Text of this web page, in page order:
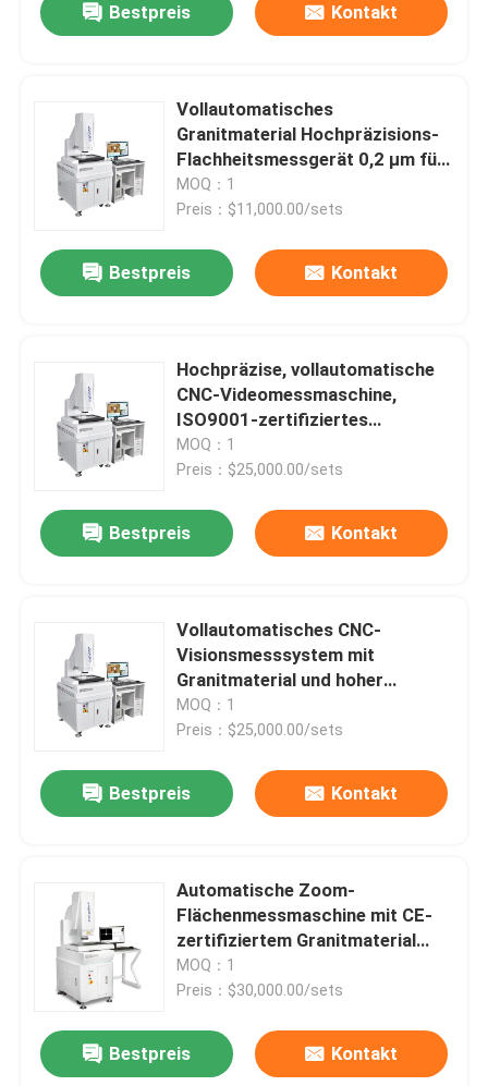
Zu Hause
Bestpreis Kontakt
Vollautomatisches
Granitmaterial Hochpräzisions-
Flachheitsmessgerät 0,2 µm für
Elektronik und Hardware
MOQ：1
Preis：$11,000.00/sets
Bestpreis Kontakt
Hochpräzise, vollautomatische
CNC-Videomessmaschine,
ISO9001-zertifiziertes
optisches Messsystem
MOQ：1
Preis：$25,000.00/sets
Bestpreis Kontakt
Vollautomatisches CNC-
Visionsmesssystem mit
Granitmaterial und hoher
Präzision 0,2um für Elektronik
und Kunststoffe
MOQ：1
Preis：$25,000.00/sets
Bestpreis Kontakt
Automatische Zoom-
Flächenmessmaschine mit CE-
zertifiziertem Granitmaterial
CNC-Vision-Messsystem
MOQ：1
Preis：$30,000.00/sets
Bestpreis Kontakt